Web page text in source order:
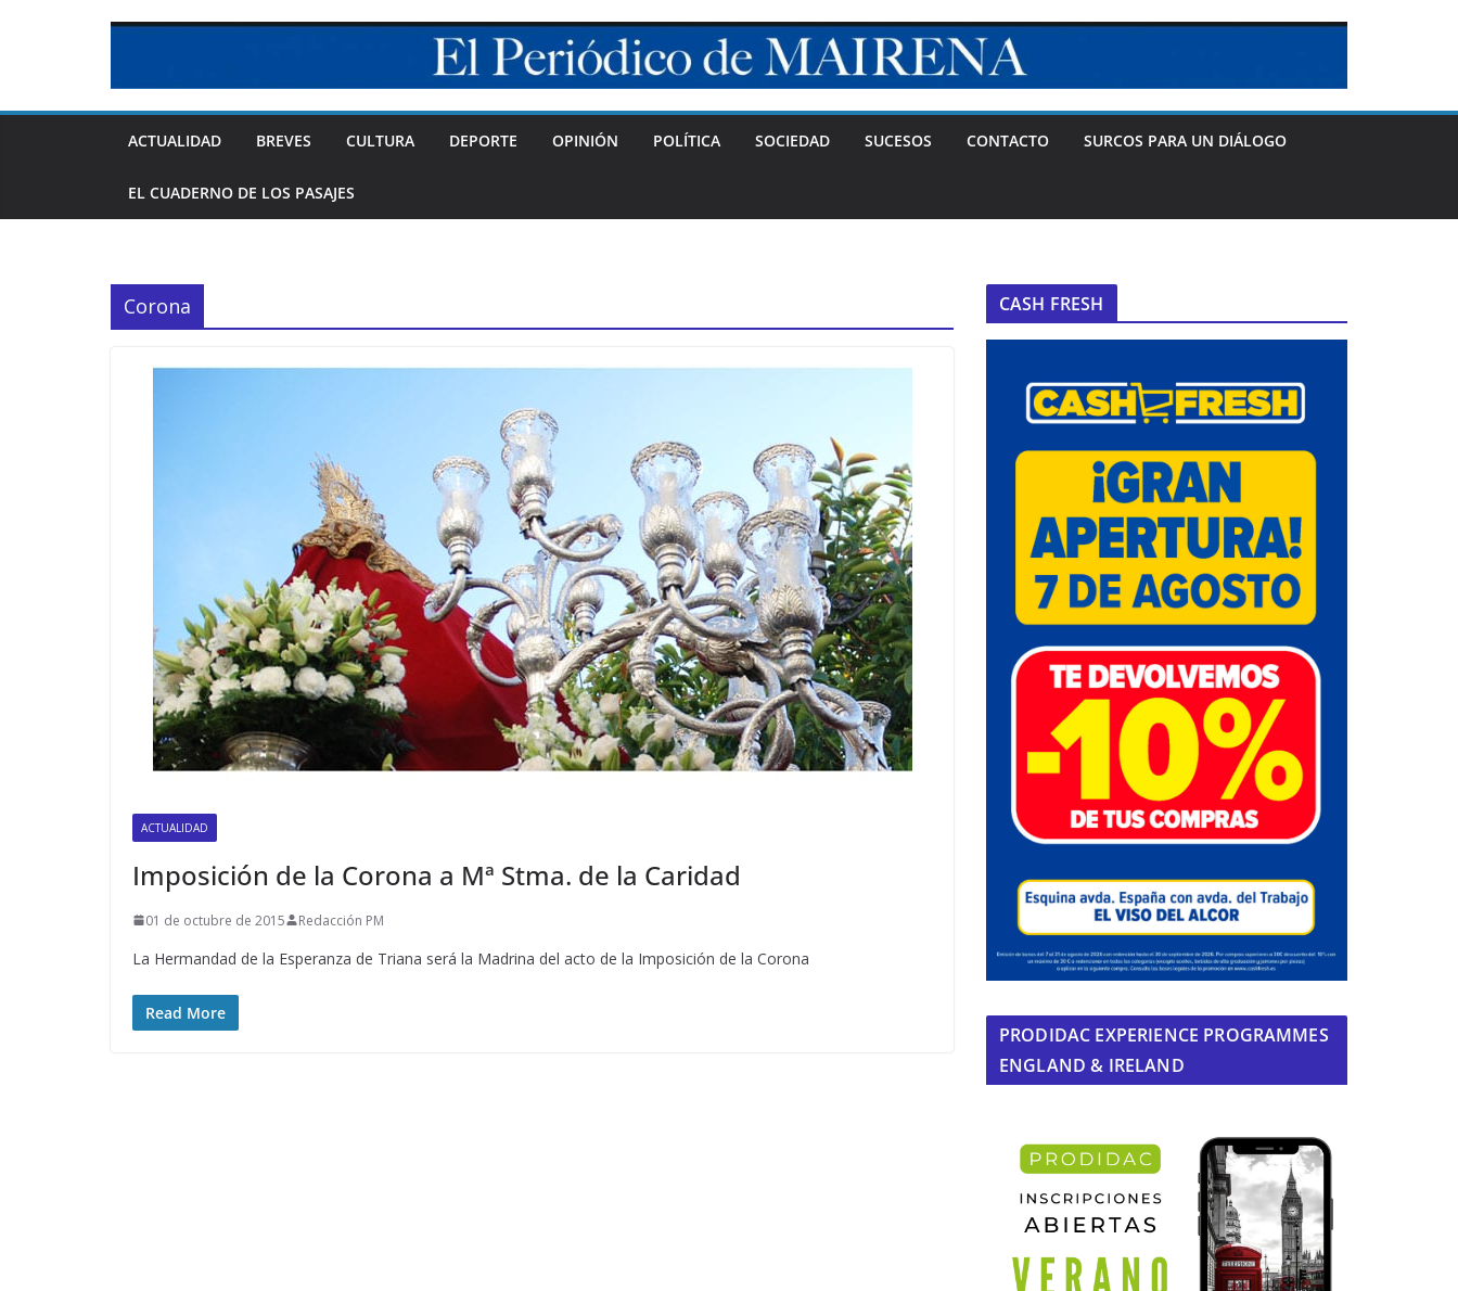
ACTUALIDAD BREVES CULTURA DEPORTE OPINIÓN POLÍTICA SOCIEDAD SUCESOS CONTACTO SURCOS PARA UN DIÁLOGO
EL CUADERNO DE LOS PASAJES
Corona
ACTUALIDAD
Imposición de la Corona a Mª Stma. de la Caridad
01 de octubre de 2015 Redacción PM
La Hermandad de la Esperanza de Triana será la Madrina del acto de la Imposición de la Corona
Read More
CASH FRESH
PRODIDAC EXPERIENCE PROGRAMMES
ENGLAND & IRELAND